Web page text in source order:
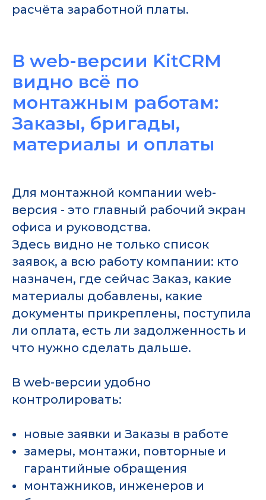
расчёта заработной платы.
В web-версии KitCRM
видно всё по
монтажным работам:
Заказы, бригады,
материалы и оплаты
Для монтажной компании web-
версия - это главный рабочий экран
офиса и руководства.
Здесь видно не только список
заявок, а всю работу компании: кто
назначен, где сейчас Заказ, какие
материалы добавлены, какие
документы прикреплены, поступила
ли оплата, есть ли задолженность и
что нужно сделать дальше.
В web-версии удобно
контролировать:
новые заявки и Заказы в работе
замеры, монтажи, повторные и
гарантийные обращения
монтажников, инженеров и